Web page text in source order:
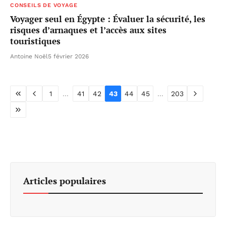
CONSEILS DE VOYAGE
Voyager seul en Égypte : Évaluer la sécurité, les
risques d’arnaques et l’accès aux sites
touristiques
Antoine Noël5 février 2026
1 ... 41 42 43 44 45 ... 203
Articles populaires